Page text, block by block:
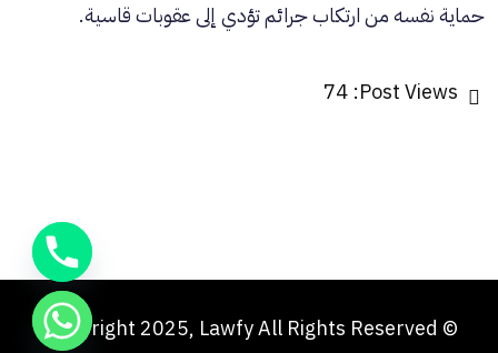
حماية نفسه من ارتكاب جرائم تؤدي إلى عقوبات قاسية.
Post Views:
74
© Copyright 2025, Lawfy All Rights Reserved.